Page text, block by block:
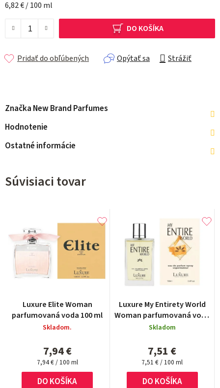
Jednotková cena:
6,82 € / 100 ml
DO KOŠÍKA
Opýtať sa Strážiť
Pridať do obľúbených
Značka New Brand Parfumes
Hodnotenie
Ostatné informácie
Súvisiaci tovar
Luxure Elite Woman
parfumovaná voda 100 ml
hodnotenie
produktu
je
z
5
hviezdičiek.
Skladom.
7,94 €
Jednotková
cena:
7,94 € / 100 ml
DO KOŠÍKA
Luxure My Entirety World
Woman parfumovaná voda
100 ml
Skladom
7,51 €
Jednotková
cena:
7,51 € / 100 ml
DO KOŠÍKA